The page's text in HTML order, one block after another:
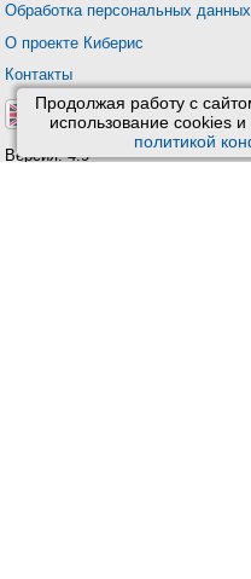
Продолжая работу с
использование сookies
политикой
Обработка персональных данных
О проекте Киберис
Контакты
Версия: 4.9